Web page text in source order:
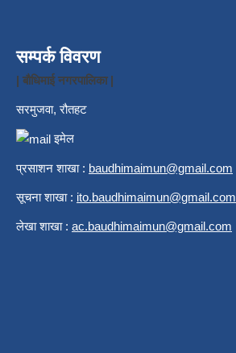
सम्पर्क विवरण
| बौधिमाई नगरपालिका |
सरमुजवा, रौतहट
इमेल
प्रसाशन शाखा : baudhimaimun@gmail.com
सूचना शाखा : ito.baudhimaimun@gmail.com
लेखा शाखा : ac.baudhimaimun@gmail.com